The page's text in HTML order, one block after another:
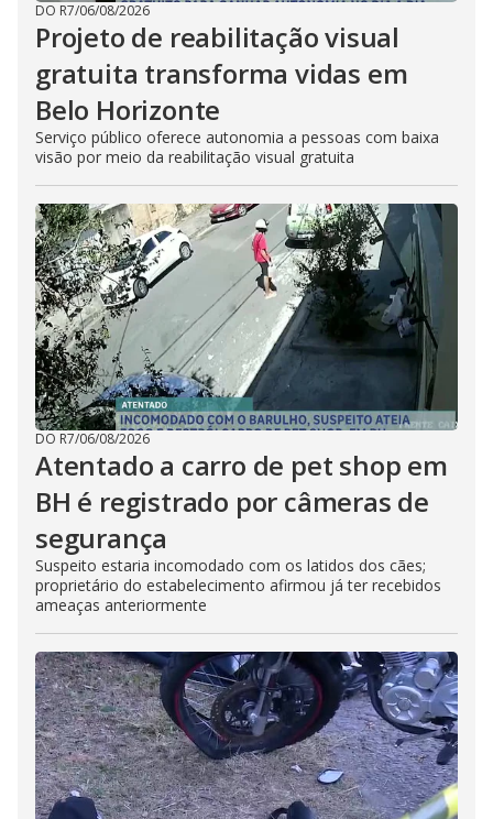
DO R7/06/08/2026
Projeto de reabilitação visual
gratuita transforma vidas em
Belo Horizonte
Serviço público oferece autonomia a pessoas com baixa
visão por meio da reabilitação visual gratuita
DO R7/06/08/2026
Atentado a carro de pet shop em
BH é registrado por câmeras de
segurança
Suspeito estaria incomodado com os latidos dos cães;
proprietário do estabelecimento afirmou já ter recebidos
ameaças anteriormente